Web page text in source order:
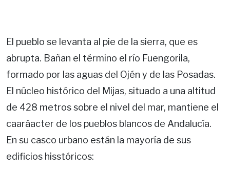
El pueblo se levanta al pie de la sierra, que es
abrupta. Bañan el término el río Fuengorila,
formado por las aguas del Ojén y de las Posadas.
El núcleo histórico del Mijas, situado a una altitud
de 428 metros sobre el nivel del mar, mantiene el
caaráacter de los pueblos blancos de Andalucía.
En su casco urbano están la mayoría de sus
edificios hisstóricos: